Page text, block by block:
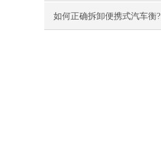
如何正确拆卸便携式汽车衡?